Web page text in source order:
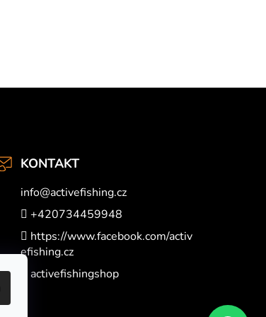
KONTAKT
info@activefishing.cz
+420734459948
https://www.facebook.com/activ
efishing.cz
activefishingshop